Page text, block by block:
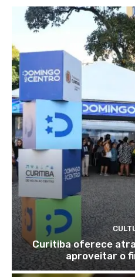
Curitiba oferece
aproveitar o